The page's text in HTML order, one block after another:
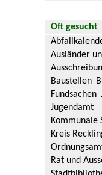
Oft gesucht
Ausländer
Baustellen
Fundsachen
Jugendamt
Kommunale
Kreis
Rat und